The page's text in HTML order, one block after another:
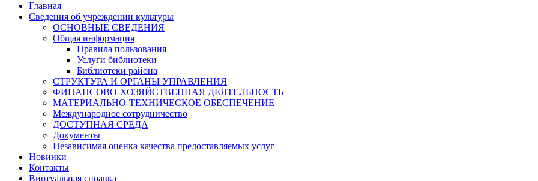
Главная
Сведения об учреждении культуры
ОСНОВНЫЕ СВЕДЕНИЯ
Общая информация
Правила пользования
Услуги библиотеки
Библиотеки района
СТРУКТУРА И ОРГАНЫ УПРАВЛЕНИЯ
ФИНАНСОВО-ХОЗЯЙСТВЕННАЯ ДЕЯТЕЛЬНОСТЬ
МАТЕРИАЛЬНО-ТЕХНИЧЕСКОЕ ОБЕСПЕЧЕНИЕ
Международное сотрудничество
ДОСТУПНАЯ СРЕДА
Документы
Независимая оценка качества предоставляемых услуг
Новинки
Контакты
Виртуальная справка